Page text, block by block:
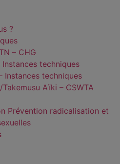
?
– CHG
techniques
Instances techniques
Aïki – CSWTA
Prévention radicalisation et